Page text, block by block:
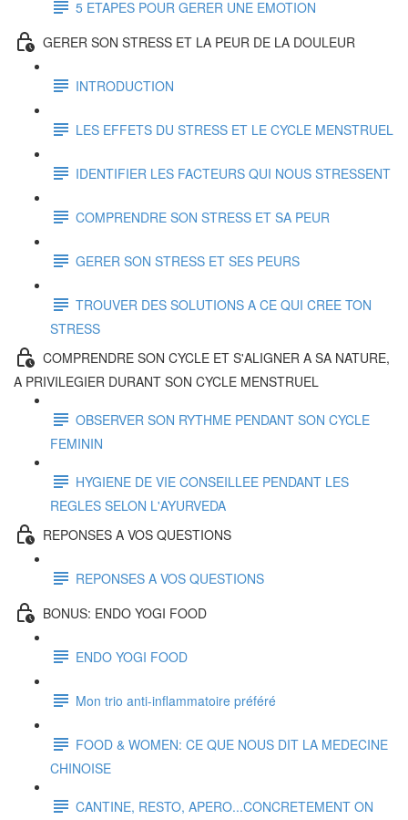
5 ETAPES POUR GERER UNE EMOTION
GERER SON STRESS ET LA PEUR DE LA DOULEUR
INTRODUCTION
LES EFFETS DU STRESS ET LE CYCLE MENSTRUEL
IDENTIFIER LES FACTEURS QUI NOUS STRESSENT
COMPRENDRE SON STRESS ET SA PEUR
GERER SON STRESS ET SES PEURS
TROUVER DES SOLUTIONS A CE QUI CREE TON
STRESS
COMPRENDRE SON CYCLE ET S'ALIGNER A SA NATURE,
A PRIVILEGIER DURANT SON CYCLE MENSTRUEL
OBSERVER SON RYTHME PENDANT SON CYCLE
FEMININ
HYGIENE DE VIE CONSEILLEE PENDANT LES
REGLES SELON L'AYURVEDA
REPONSES A VOS QUESTIONS
REPONSES A VOS QUESTIONS
BONUS: ENDO YOGI FOOD
ENDO YOGI FOOD
Mon trio anti-inflammatoire préféré
FOOD & WOMEN: CE QUE NOUS DIT LA MEDECINE
CHINOISE
CANTINE, RESTO, APERO...CONCRETEMENT ON